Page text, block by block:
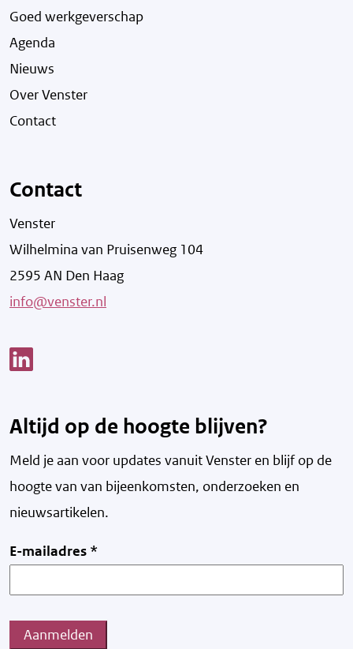
Goed werkgeverschap
Agenda
Nieuws
Over Venster
Contact
Contact
Venster
Wilhelmina van Pruisenweg 104
2595 AN Den Haag
info@venster.nl
Altijd op de hoogte blijven?
Meld je aan voor updates vanuit Venster en blijf op de
hoogte van van bijeenkomsten, onderzoeken en
nieuwsartikelen.
E-mailadres *
Aanmelden